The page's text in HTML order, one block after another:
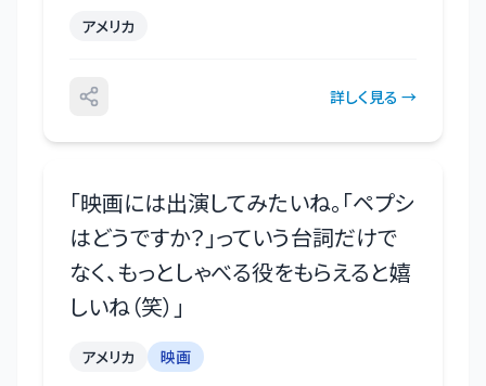
アメリカ
詳しく見る →
「映画には出演してみたいね。「ペプシ
はどうですか？」っていう台詞だけで
なく、もっとしゃべる役をもらえると嬉
しいね（笑） 」
アメリカ 映画